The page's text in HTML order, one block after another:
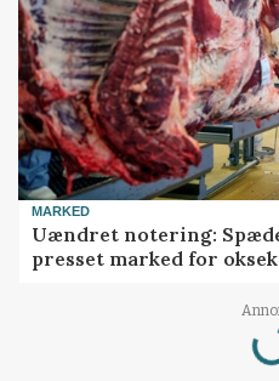
MARKED
Uændret notering:
presset marked for